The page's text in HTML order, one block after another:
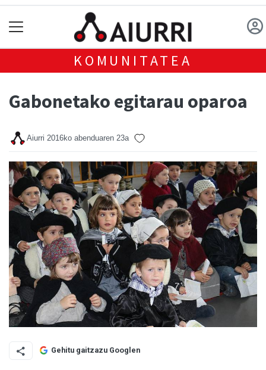
KOMUNITATEA
Gabonetako egitarau oparoa
Aiurri 2016ko abenduaren 23a
Gehitu gaitzazu Googlen